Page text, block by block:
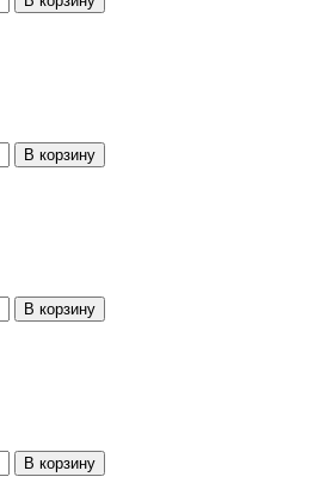
В корзину
В корзину
В корзину